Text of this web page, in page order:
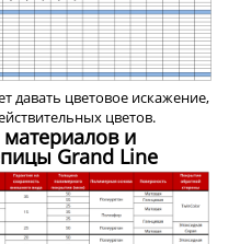
цветовое искажение,
цветов.
и
Grand Line